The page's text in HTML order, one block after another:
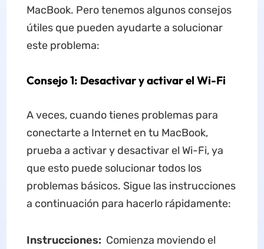
MacBook. Pero tenemos algunos consejos
útiles que pueden ayudarte a solucionar
este problema:
Consejo 1: Desactivar y activar el Wi-Fi
A veces, cuando tienes problemas para
conectarte a Internet en tu MacBook,
prueba a activar y desactivar el Wi-Fi, ya
que esto puede solucionar todos los
problemas básicos. Sigue las instrucciones
a continuación para hacerlo rápidamente:
Instrucciones: Comienza moviendo el